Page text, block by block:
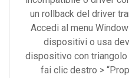
un rollback del driver
Accedi al menu
dispositivi o usa
dispositivo con
fai clic destro >